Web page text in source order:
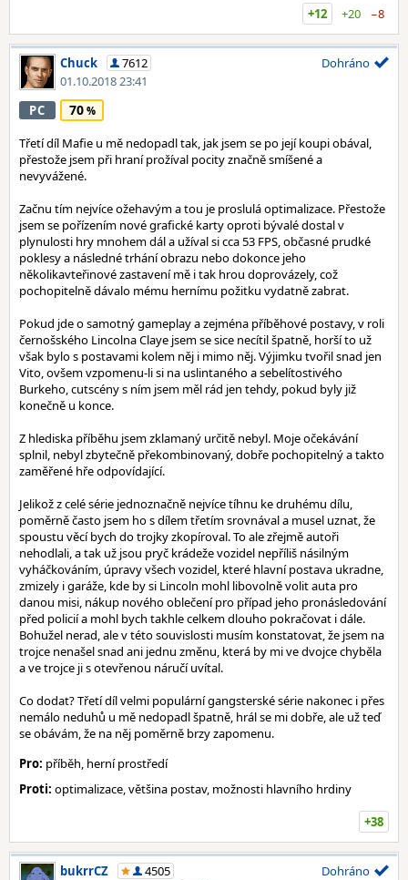
+12
+20 −8
Chuck
7612
01.10.2018 23:41
Dohráno
PC 70
Třetí díl Mafie u mě nedopadl tak, jak jsem se po její koupi obával,
přestože jsem při hraní prožíval pocity značně smíšené a
nevyvážené.
Začnu tím nejvíce ožehavým a tou je proslulá optimalizace. Přestože
jsem se pořízením nové grafické karty oproti bývalé dostal v
plynulosti hry mnohem dál a užíval si cca 53 FPS, občasné prudké
poklesy a následné trhání obrazu nebo dokonce jeho
několikavteřinové zastavení mě i tak hrou doprovázely, což
pochopitelně dávalo mému hernímu požitku vydatně zabrat.
Pokud jde o samotný gameplay a zejména příběhové postavy, v roli
černošského Lincolna Claye jsem se sice necítil špatně, horší to už
však bylo s postavami kolem něj i mimo něj. Výjimku tvořil snad jen
Vito, ovšem vzpomenu-li si na uslintaného a sebelítostivého
Burkeho, cutscény s ním jsem měl rád jen tehdy, pokud byly již
konečně u konce.
Z hlediska příběhu jsem zklamaný určitě nebyl. Moje očekávání
splnil, nebyl zbytečně překombinovaný, dobře pochopitelný a takto
zaměřené hře odpovídající.
Jelikož z celé série jednoznačně nejvíce tíhnu ke druhému dílu,
poměrně často jsem ho s dílem třetím srovnával a musel uznat, že
spoustu věcí bych do trojky zkopíroval. To ale zřejmě autoři
nehodlali, a tak už jsou pryč krádeže vozidel nepříliš násilným
vyháčkováním, úpravy všech vozidel, které hlavní postava ukradne,
zmizely i garáže, kde by si Lincoln mohl libovolně volit auta pro
danou misi, nákup nového oblečení pro případ jeho pronásledování
před policií a mohl bych takhle celkem dlouho pokračovat i dále.
Bohužel nerad, ale v této souvislosti musím konstatovat, že jsem na
trojce nenašel snad ani jednu změnu, která by mi ve dvojce chyběla
a ve trojce ji s otevřenou náručí uvítal.
Co dodat? Třetí díl velmi populární gangsterské série nakonec i přes
nemálo neduhů u mě nedopadl špatně, hrál se mi dobře, ale už teď
se obávám, že na něj poměrně brzy zapomenu.
Pro: příběh, herní prostředí
Proti: optimalizace, většina postav, možnosti hlavního hrdiny
+38
bukrrCZ
4505
Dohráno